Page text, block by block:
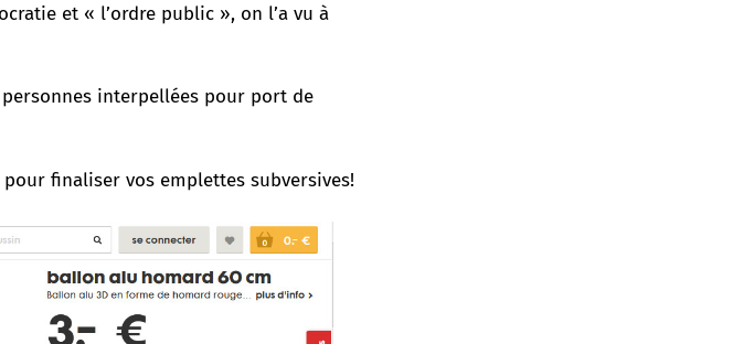
et « l’ordre public », on l’a vu à
interpellées pour port de
finaliser vos emplettes subversives!